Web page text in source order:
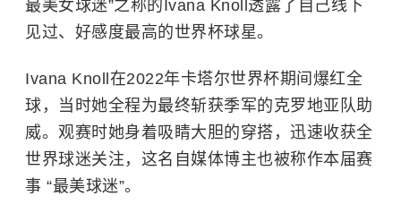
最美女球迷”之称的Ivana Knoll透露了自己线下
见过、好感度最高的世界杯球星。
Ivana Knoll在2022年卡塔尔世界杯期间爆红全
球，当时她全程为最终斩获季军的克罗地亚队助
威。观赛时她身着吸睛大胆的穿搭，迅速收获全
世界球迷关注，这名自媒体博主也被称作本届赛
事 “最美球迷”。